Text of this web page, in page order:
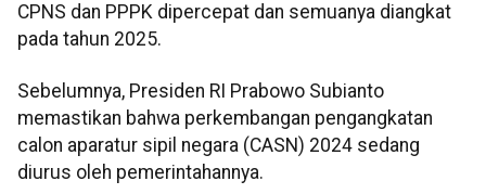
CPNS dan PPPK dipercepat dan semuanya diangkat
pada tahun 2025.
Sebelumnya, Presiden RI Prabowo Subianto
memastikan bahwa perkembangan pengangkatan
calon aparatur sipil negara (CASN) 2024 sedang
diurus oleh pemerintahannya.